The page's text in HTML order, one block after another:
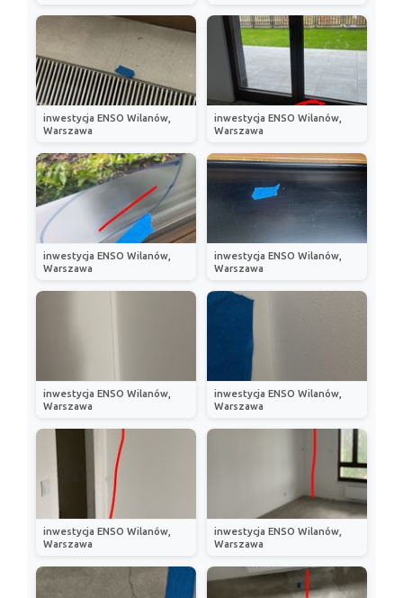
inwestycja ENSO Wilanów,
Warszawa
inwestycja ENSO Wilanów,
Warszawa
inwestycja ENSO Wilanów,
Warszawa
inwestycja ENSO Wilanów,
Warszawa
inwestycja ENSO Wilanów,
Warszawa
inwestycja ENSO Wilanów,
Warszawa
inwestycja ENSO Wilanów,
Warszawa
inwestycja ENSO Wilanów,
Warszawa